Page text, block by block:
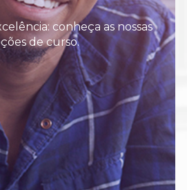
conheça as nossas
de curso.